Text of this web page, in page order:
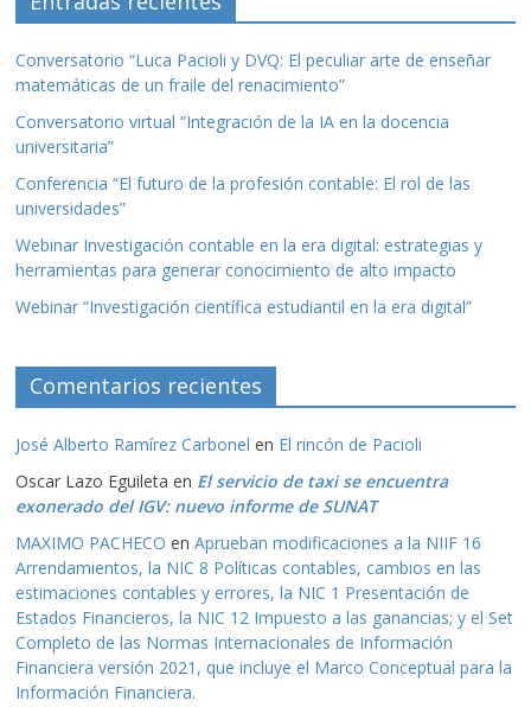
Conversatorio “Luca Pacioli y DVQ: El peculiar arte de enseñar
matemáticas de un fraile del renacimiento”
Conversatorio virtual “Integración de la IA en la docencia
universitaria”
Conferencia “El futuro de la profesión contable: El rol de las
universidades”
Webinar Investigación contable en la era digital: estrategias y
herramientas para generar conocimiento de alto impacto
Webinar “Investigación científica estudiantil en la era digital”
Comentarios recientes
José Alberto Ramírez Carbonel en El rincón de Pacioli
Oscar Lazo Eguileta en El servicio de taxi se encuentra
exonerado del IGV: nuevo informe de SUNAT
MAXIMO PACHECO enAprueban modificaciones a la NIIF 16
Arrendamientos, la NIC 8 Políticas contables, cambios en las
estimaciones contables y errores, la NIC 1 Presentación de
Estados Financieros, la NIC 12 Impuesto a las ganancias; y el Set
Completo de las Normas Internacionales de Información
Financiera versión 2021, que incluye el Marco Conceptual para la
Información Financiera.